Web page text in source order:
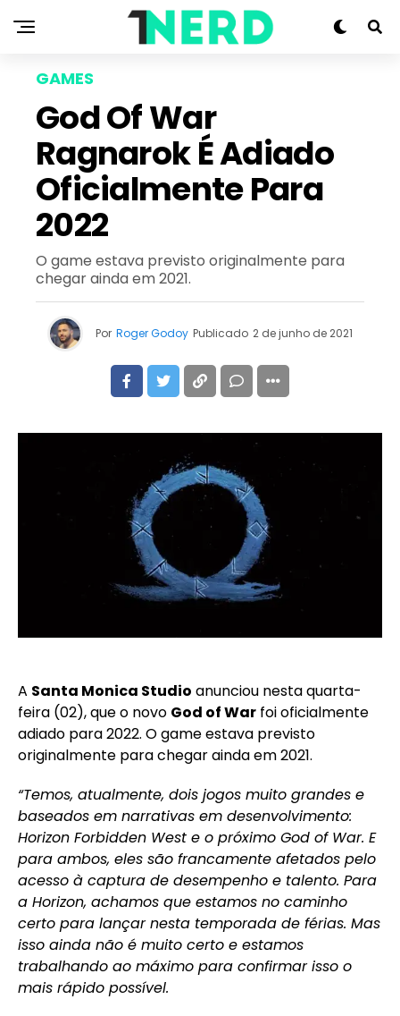
GAMES
God Of War
Ragnarok É Adiado
Oficialmente Para
2022
O game estava previsto originalmente para
chegar ainda em 2021.
Por Roger Godoy Publicado 2 de junho de 2021
A Santa Monica Studio anunciou nesta quarta-
feira (02), que o novo God of War foi oficialmente
adiado para 2022. O game estava previsto
originalmente para chegar ainda em 2021.
“Temos, atualmente, dois jogos muito grandes e
baseados em narrativas em desenvolvimento:
Horizon Forbidden West e o próximo God of War. E
para ambos, eles são francamente afetados pelo
acesso à captura de desempenho e talento. Para
a Horizon, achamos que estamos no caminho
certo para lançar nesta temporada de férias. Mas
isso ainda não é muito certo e estamos
trabalhando ao máximo para confirmar isso o
mais rápido possível.